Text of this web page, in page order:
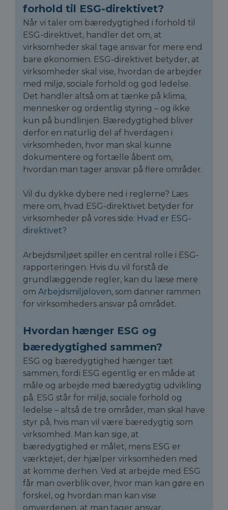
forhold til ESG-direktivet?
Når vi taler om bæredygtighed i forhold til
ESG-direktivet, handler det om, at
virksomheder skal tage ansvar for mere end
bare økonomien. ESG-direktivet betyder, at
virksomheder skal vise, hvordan de arbejder
med miljø, sociale forhold og god ledelse.
Det handler altså om at tænke på klima,
mennesker og ordentlig styring – og ikke
kun på bundlinjen. Bæredygtighed bliver
derfor en naturlig del af hverdagen i
virksomheden, hvor man skal kunne
dokumentere og fortælle åbent om,
hvordan man tager ansvar på flere områder.
Vil du dykke dybere ned i reglerne? Læs
mere om, hvad ESG-direktivet betyder for
virksomheder på vores side: Hvad er ESG-
direktivet?
Arbejdsmiljøet spiller en central rolle i ESG-
rapporteringen. Hvis du vil forstå de
grundlæggende regler, kan du læse mere
om Arbejdsmiljøloven, som danner rammen
for virksomheders ansvar på området.
Hvordan hænger ESG og
bæredygtighed sammen?
ESG og bæredygtighed hænger tæt
sammen, fordi ESG egentlig er en måde at
måle og arbejde med bæredygtig udvikling
på. ESG står for miljø, sociale forhold og
ledelse – altså de tre områder, man skal have
styr på, hvis man vil være bæredygtig som
virksomhed. Man kan sige, at
bæredygtighed er målet, mens ESG er
værktøjet, der hjælper virksomheden med
at komme derhen. Ved at arbejde med ESG
får man overblik over, hvor man kan gøre en
forskel, og hvordan man kan vise
omverdenen, at man tager ansvar.